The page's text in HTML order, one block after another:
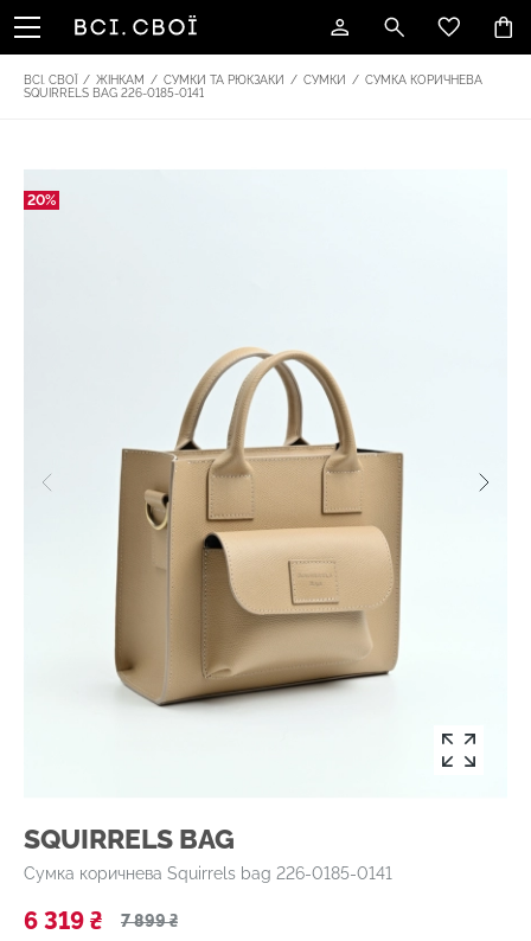
ВСІ. СВОЇ / ЖІНКАМ / СУМКИ ТА РЮКЗАКИ / СУМКИ / СУМКА КОРИЧНЕВА
SQUIRRELS BAG 226-0185-0141
20%
SQUIRRELS BAG
Сумка коричнева Squirrels bag 226-0185-0141
6 319 ₴ 7 899 ₴